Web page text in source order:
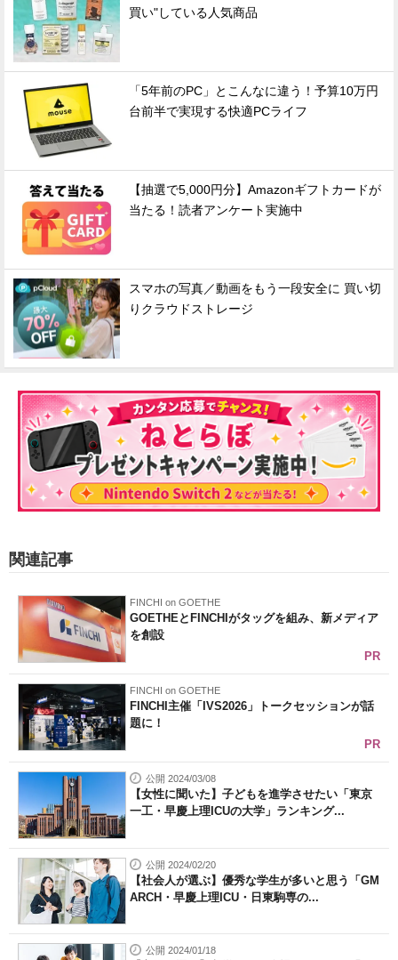
買い"している人気商品
「5年前のPC」とこんなに違う！予算10万円
台前半で実現する快適PCライフ
【抽選で5,000円分】Amazonギフトカードが
当たる！読者アンケート実施中
スマホの写真／動画をもう一段安全に 買い切
りクラウドストレージ
関連記事
FINCHI on GOETHE
GOETHEとFINCHIがタッグを組み、新メディア
を創設
PR
FINCHI on GOETHE
FINCHI主催「IVS2026」トークセッションが話
題に！
PR
公開 2024/03/08
【女性に聞いた】子どもを進学させたい「東京
一工・早慶上理ICUの大学」ランキング...
公開 2024/02/20
【社会人が選ぶ】優秀な学生が多いと思う「GM
ARCH・早慶上理ICU・日東駒専の...
公開 2024/01/18